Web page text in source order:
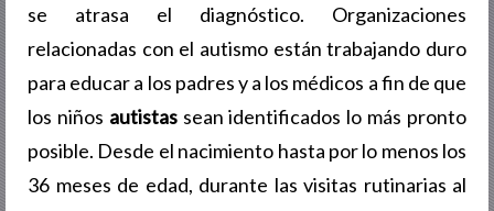
se atrasa el diagnóstico. Organizaciones
relacionadas con el autismo están trabajando duro
para educar a los padres y a los médicos a fin de que
los niños autistassean identificados lo más pronto
posible. Desde el nacimiento hasta por lo menos los
36 meses de edad, durante las visitas rutinarias al